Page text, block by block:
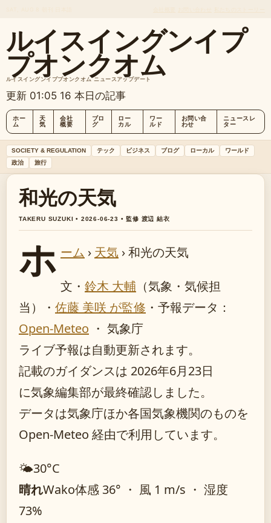
ルイスイングンイプ
プオンクオム
ルイスイングンイププオンクオム ニュースアップデート
更新 01:05 16 本日の記事
ホー
ム
天
気
会社
概要
ブロ
グ
ロー
カル
ワー
ルド
お問い合
わせ
ニュースレ
ター
SOCIETY & REGULATION テック ビジネス ブログ ローカル
ワールド
政治
旅行
和光の天気
TAKERU SUZUKI • 2026-06-23 • 監修 渡辺 結衣
ホ ーム › 天気 ›和光の天気
文・ 鈴木 大輔 （気象・気候担
当）
・ 佐藤 美咲 が監修 ・ 予報データ：
Open-Meteo ・ 気象庁
ライブ予報は自動更新されます。
記載のガイダンスは 2026年6月23日
に気象編集部が最終確認しました。
データは気象庁ほか各国気象機関のものを
Open-Meteo 経由で利用しています。
🌤️30°C
晴れWako体感 36° ・ 風 1 m/s ・ 湿度
73%